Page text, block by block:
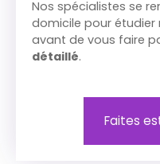
Nos spécialistes se
domicile pour
avant de vous faire
détaillé.
Faites